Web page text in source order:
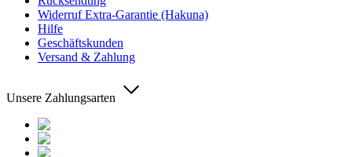
Widerruf Extra-Garantie (Hakuna)
Hilfe
Geschäftskunden
Versand & Zahlung
Unsere Zahlungsarten